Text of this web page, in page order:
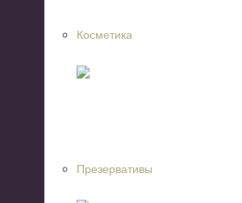
Косметика
Презервативы